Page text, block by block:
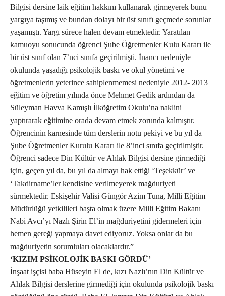
Bilgisi dersine laik eğitim hakkını kullanarak girmeyerek bunu
yargıya taşımış ve bundan dolayı bir üst sınıfı geçmede sorunlar
yaşamıştı. Yargı sürece halen devam etmektedir. Yaratılan
kamuoyu sonucunda öğrenci Şube Öğretmenler Kulu Kararı ile
bir üst sınıf olan 7’nci sınıfa geçirilmişti. İnancı nedeniyle
okulunda yaşadığı psikolojik baskı ve okul yönetimi ve
öğretmenlerin yeterince sahiplenmemesi nedeniyle 2012- 2013
eğitim ve öğretim yılında önce Mehmet Gedik ardından da
Süleyman Havva Kamışlı İlköğretim Okulu’na naklini
yaptırarak eğitimine orada devam etmek zorunda kalmıştır.
Öğrencinin karnesinde tüm derslerin notu pekiyi ve bu yıl da
Şube Öğretmenler Kurulu Kararı ile 8’inci sınıfa geçirilmiştir.
Öğrenci sadece Din Kültür ve Ahlak Bilgisi dersine girmediği
için, geçen yıl da, bu yıl da almayı hak ettiği ‘Teşekkür’ ve
‘Takdirname’ler kendisine verilmeyerek mağduriyeti
sürmektedir. Eskişehir Valisi Güngör Azim Tuna, Milli Eğitim
Müdürlüğü yetkilileri başta olmak üzere Milli Eğitim Bakanı
Nabi Avcı’yı Nazlı Şirin El’in mağduriyetini gidermeleri için
hemen gereği yapmaya davet ediyoruz. Yoksa onlar da bu
mağduriyetin sorumluları olacaklardır.”
‘KIZIM PSİKOLOJİK BASKI GÖRDÜ’
İnşaat işçisi baba Hüseyin El de, kızı Nazlı’nın Din Kültür ve
Ahlak Bilgisi derslerine girmediği için okulunda psikolojik baskı